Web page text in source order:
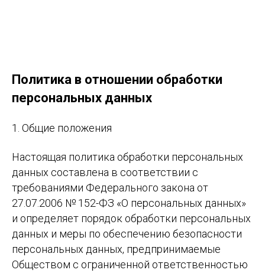
Политика в отношении обработки
персональных данных
1. Общие положения
Настоящая политика обработки персональных
данных составлена в соответствии с
требованиями Федерального закона от
27.07.2006 № 152-ФЗ «О персональных данных»
и определяет порядок обработки персональных
данных и меры по обеспечению безопасности
персональных данных, предпринимаемые
Обществом с ограниченной ответственностью